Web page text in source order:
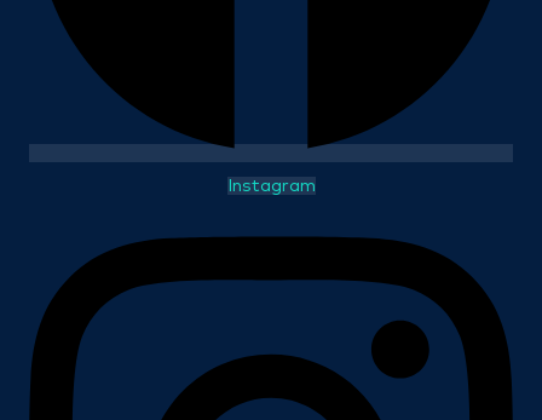
Instagram